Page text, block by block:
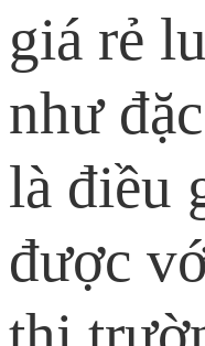
giá rẻ
như
là điều
được